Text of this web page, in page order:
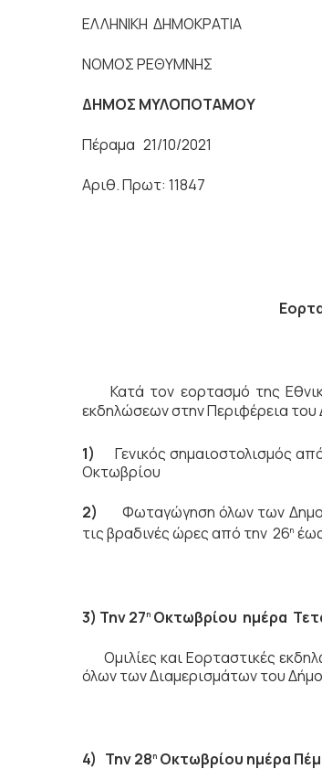
ΕΛΛΗΝΙΚΗ
ΝΟΜΟΣ
ΔΗΜΟΣ ΜΥΛΟΠΟΤΑΜΟΥ
Πέραμα 21/10/2021
Αριθ. Πρωτ: 11847
Κατά τον εορτασμό της
εκδηλώσεων στην Περιφέρεια
1)Γενικός σημαιοστολισμός
Οκτωβρίου
2) Φωταγώγηση όλων των
τις βραδινές ώρες από την 26η
3) Την 27η Οκτωβρίου ημέρα
Ομιλίες και Εορταστικές
όλων των Διαμερισμάτων του
4) Την 28η Οκτωβρίου ημέρα